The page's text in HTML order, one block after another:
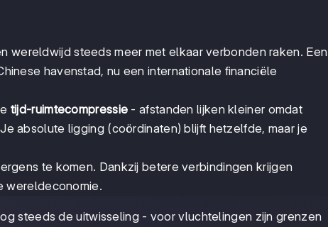
wereldwijd steeds meer met elkaar verbonden raken. Een
havenstad, nu een internationale financiële
tijd-ruimtecompressie - afstanden lijken kleiner omdat
absolute ligging (coördinaten) blijft hetzelfde, maar je
te komen. Dankzij betere verbindingen krijgen
wereldeconomie.
steeds de uitwisseling - voor vluchtelingen zijn grenzen